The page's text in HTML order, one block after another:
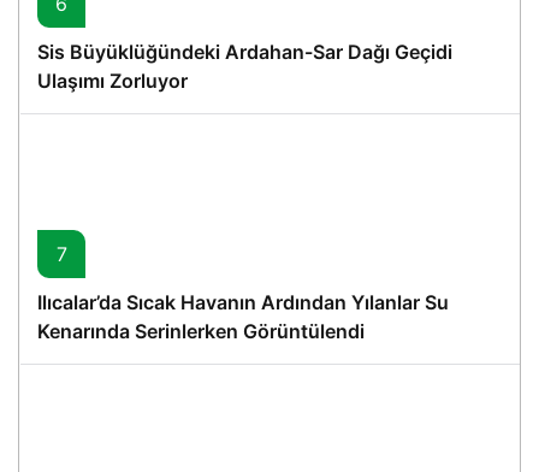
Sis Büyüklüğündeki Ardahan-Sar Dağı Geçidi
Ulaşımı Zorluyor
7
Ilıcalar’da Sıcak Havanın Ardından Yılanlar Su
Kenarında Serinlerken Görüntülendi